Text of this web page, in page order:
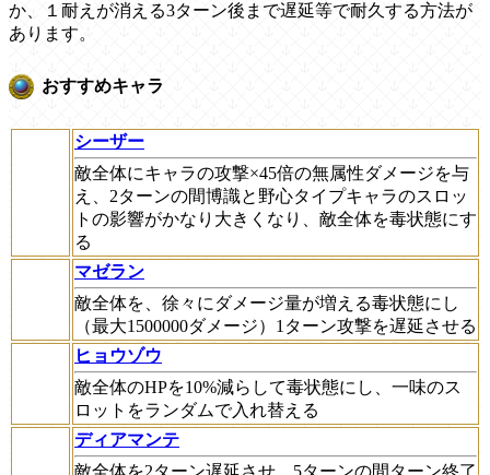
か、１耐えが消える3ターン後まで遅延等で耐久する方法が
あります。
おすすめキャラ
シーザー
敵全体にキャラの攻撃×45倍の無属性ダメージを与
え、2ターンの間博識と野心タイプキャラのスロッ
トの影響がかなり大きくなり、敵全体を毒状態にす
る
マゼラン
敵全体を、徐々にダメージ量が増える毒状態にし
（最大1500000ダメージ）1ターン攻撃を遅延させる
ヒョウゾウ
敵全体のHPを10%減らして毒状態にし、一味のス
ロットをランダムで入れ替える
ディアマンテ
敵全体を2ターン遅延させ、5ターンの間ターン終了